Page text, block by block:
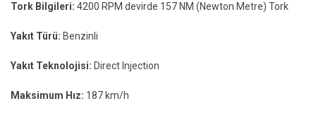
Tork Bilgileri: 4200 RPM devirde 157 NM (Newton Metre) Tork
Yakıt Türü: Benzinli
Yakıt Teknolojisi: Direct Injection
Maksimum Hız: 187 km/h